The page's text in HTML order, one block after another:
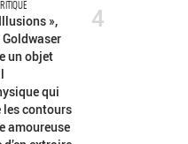
»,
un objet
qui
les contours
amoureuse
4